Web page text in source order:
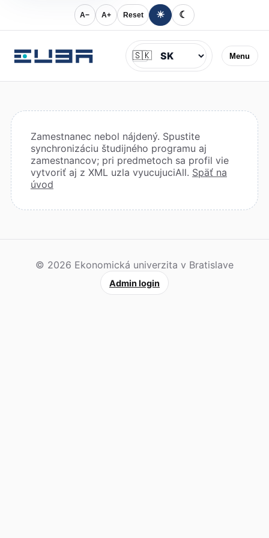
A− A+ Reset ☀ ☾
Menu
Jazyk
🇸🇰
Zamestnanec nebol nájdený. Spustite
synchronizáciu študijného programu aj
zamestnancov; pri predmetoch sa profil vie
vytvoriť aj z XML uzla vyucujuciAll. Späť na
úvod
© 2026 Ekonomická univerzita v Bratislave
Admin login